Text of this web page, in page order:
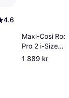
4.6
Maxi-Cosi
Pro 2 i-Size
Authentic
1 889 kr